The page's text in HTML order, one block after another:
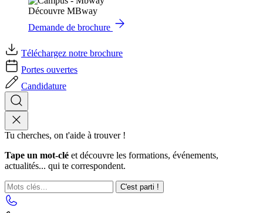
Découvre MBway
Demande de brochure
Téléchargez notre brochure
Portes ouvertes
Candidature
Tu cherches, on t'aide à trouver !
Tape un mot-clé et découvre les formations, événements,
actualités... qui te correspondent.
C'est parti !